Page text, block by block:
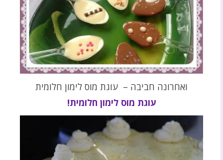
ואחרונה חביבה – עוגת מוס לימון חלומית
עוגת מוס לימון חלומית!